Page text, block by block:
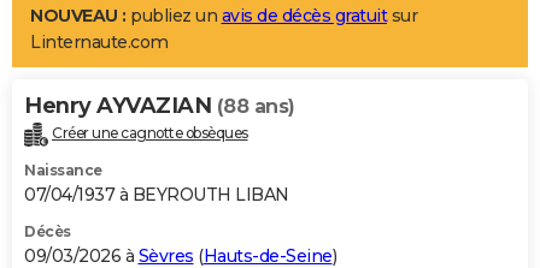
LIFESTYLE
Art de vivre
Bien-être
Loisirs
Mode
Modes de vie
Alimentation
Guide de la santé
Maladies
Médicaments
Sommeil
VOYAGE
Destinations
City break
Voyage nature
Voyage de noces
Forum
Climat
+PHOTO
GUIDES D'ACHAT
BONS PLANS
NOUVEAU : publiez un avis de décès gratuitsur
Linternaute.com
Henry AYVAZIAN (88 ans)
Créer une cagnotte obsèques
Naissance
07/04/1937 à BEYROUTH LIBAN
Décès
09/03/2026 à Sèvres (Hauts-de-Seine)